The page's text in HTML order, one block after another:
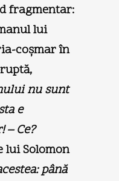
fragmentar:
lui
coşmar în
nu sunt
e
– Ce?
lui Solomon
până